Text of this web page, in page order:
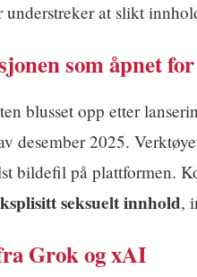
understreker at slikt
som åpnet
blusset opp etter
desember 2025.
bildefil på plattformen.
seksuelt innhold,
Grok og xAI